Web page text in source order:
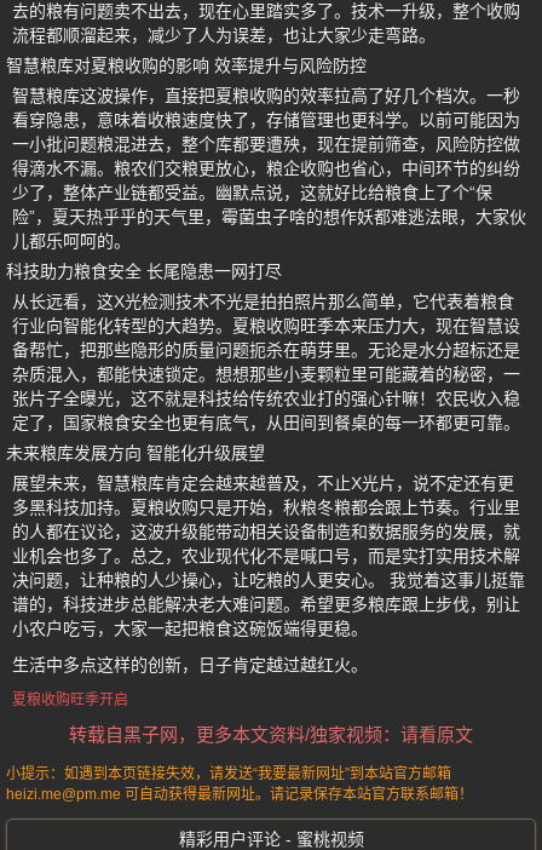
去的粮有问题卖不出去，现在心里踏实多了。技术一升级，整个收购
流程都顺溜起来，减少了人为误差，也让大家少走弯路。
智慧粮库对夏粮收购的影响 效率提升与风险防控
智慧粮库这波操作，直接把夏粮收购的效率拉高了好几个档次。一秒
看穿隐患，意味着收粮速度快了，存储管理也更科学。以前可能因为
一小批问题粮混进去，整个库都要遭殃，现在提前筛查，风险防控做
得滴水不漏。粮农们交粮更放心，粮企收购也省心，中间环节的纠纷
少了，整体产业链都受益。幽默点说，这就好比给粮食上了个“保
险”，夏天热乎乎的天气里，霉菌虫子啥的想作妖都难逃法眼，大家伙
儿都乐呵呵的。
科技助力粮食安全 长尾隐患一网打尽
从长远看，这X光检测技术不光是拍拍照片那么简单，它代表着粮食
行业向智能化转型的大趋势。夏粮收购旺季本来压力大，现在智慧设
备帮忙，把那些隐形的质量问题扼杀在萌芽里。无论是水分超标还是
杂质混入，都能快速锁定。想想那些小麦颗粒里可能藏着的秘密，一
张片子全曝光，这不就是科技给传统农业打的强心针嘛！农民收入稳
定了，国家粮食安全也更有底气，从田间到餐桌的每一环都更可靠。
未来粮库发展方向 智能化升级展望
展望未来，智慧粮库肯定会越来越普及，不止X光片，说不定还有更
多黑科技加持。夏粮收购只是开始，秋粮冬粮都会跟上节奏。行业里
的人都在议论，这波升级能带动相关设备制造和数据服务的发展，就
业机会也多了。总之，农业现代化不是喊口号，而是实打实用技术解
决问题，让种粮的人少操心，让吃粮的人更安心。 我觉着这事儿挺靠
谱的，科技进步总能解决老大难问题。希望更多粮库跟上步伐，别让
小农户吃亏，大家一起把粮食这碗饭端得更稳。
生活中多点这样的创新，日子肯定越过越红火。
夏粮收购旺季开启
转载自黑子网，更多本文资料/独家视频：请看原文
小提示：如遇到本页链接失效，请发送“我要最新网址”到本站官方邮箱
heizi.me@pm.me 可自动获得最新网址。请记录保存本站官方联系邮箱！
精彩用户评论 - 蜜桃视频